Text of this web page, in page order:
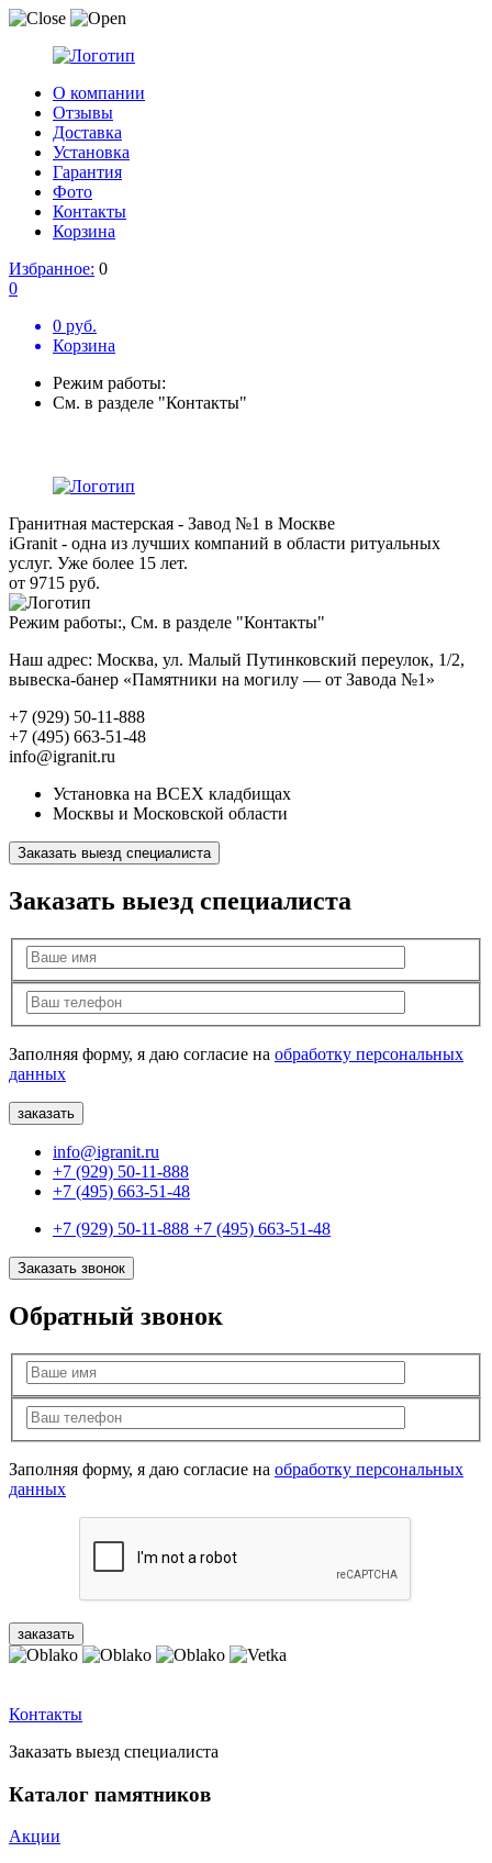
О компании
Отзывы
Доставка
Установка
Гарантия
Фото
Контакты
Корзина
Избранное: 0
0
0 руб.
Корзина
Режим работы:
См. в разделе "Контакты"
Гранитная мастерская - Завод №1 в Москве
iGranit - одна из лучших компаний в области ритуальных
услуг. Уже более 15 лет.
от 9715 руб.
Режим работы:, См. в разделе "Контакты"
Наш адрес: Москва, ул. Малый Путинковский переулок, 1/2,
вывеска-банер «Памятники на могилу — от Завода №1»
+7 (929) 50-11-888
+7 (495) 663-51-48
info@igranit.ru
Установка на ВСЕХ кладбищах
Москвы и Московской области
Заказать выезд специалиста
Заказать выезд специалиста
Заполняя форму, я даю согласие на обработку персональных
данных
info@igranit.ru
+7 (929) 50-11-888
+7 (495) 663-51-48
+7 (929) 50-11-888 +7 (495) 663-51-48
Заказать звонок
Обратный звонок
Заполняя форму, я даю согласие на обработку персональных
данных
Контакты
Заказать выезд специалиста
Каталог памятников
Акции